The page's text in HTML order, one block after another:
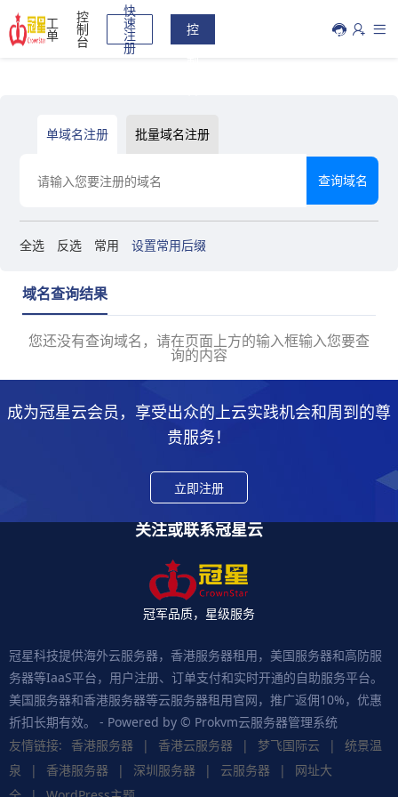
工
单
控
制
台
快
速
注
册
控
注册一个域名，实现更多可能
单域名注册 批量域名注册
全选 反选 常用 设置常用后缀
域名查询结果
您还没有查询域名，请在页面上方的输入框输入您要查
询的内容
成为冠星云会员，享受出众的上云实践机会和周到的尊
贵服务！
立即注册
关注或联系冠星云
冠军品质，星级服务
冠星科技提供海外云服务器，香港服务器租用，美国服务器和高防服
务器等IaaS平台，用户注册、订单支付和实时开通的自助服务平台。
美国服务器和香港服务器等云服务器租用官网，推广返佣10%，优惠
折扣长期有效。 - Powered by © Prokvm云服务器管理系统
友情链接:
香港服务器 | 香港云服务器 | 梦飞国际云 |
统景温
泉
| 香港服务器 | 深圳服务器 | 云服务器 |
网址大